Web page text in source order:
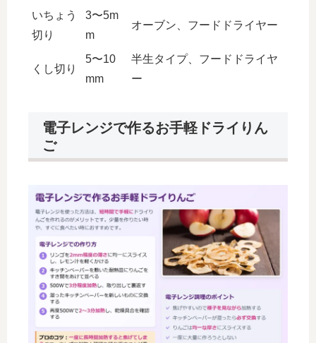
いちょう
切り
3〜5m
m
オーブン、フードドライヤー
くし切り
5〜10
mm
半生タイプ、フードドライヤ
ー
電子レンジで作るお手軽ドライりん
ご